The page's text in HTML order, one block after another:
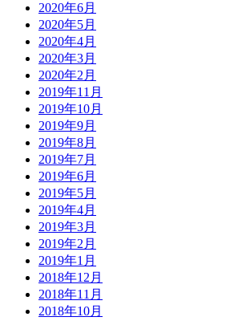
2020年6月
2020年5月
2020年4月
2020年3月
2020年2月
2019年11月
2019年10月
2019年9月
2019年8月
2019年7月
2019年6月
2019年5月
2019年4月
2019年3月
2019年2月
2019年1月
2018年12月
2018年11月
2018年10月